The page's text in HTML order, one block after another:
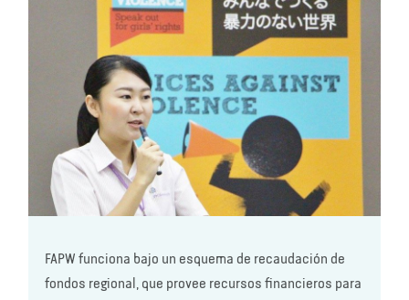
FAPW funciona bajo un esquema de recaudación de
fondos regional, que provee recursos financieros para